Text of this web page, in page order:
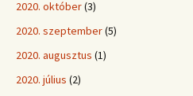
2020. október(3)
2020. szeptember(5)
2020. augusztus (1)
2020. július (2)